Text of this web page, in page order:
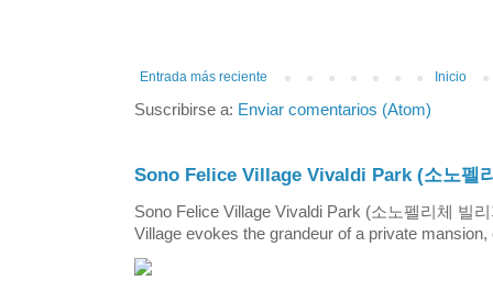
Entrada más reciente Inicio
Suscribirse a: Enviar comentarios (Atom)
Sono Felice Village Vivaldi Park (소노펠
Sono Felice Village Vivaldi Park (소노펠리체 빌
Village evokes the grandeur of a private